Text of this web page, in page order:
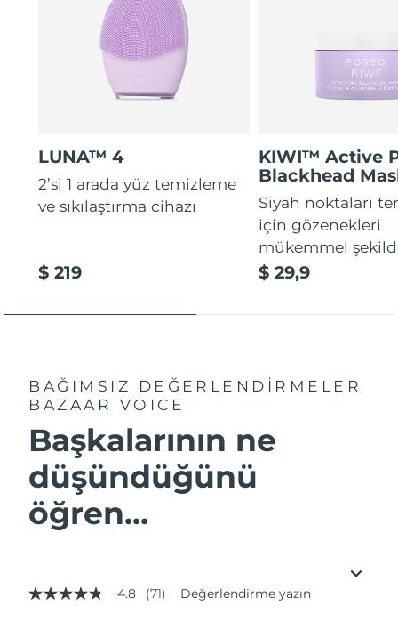
LUNA™ 4
2’si 1 arada yüz temizleme
ve sıkılaştırma cihazı
$ 219
KIWI™ Active
Blackhead
Siyah noktaları
için gözenekleri
mükemmel
$ 29,9
BAĞIMSIZ DEĞERLENDİRMELER
BAZAAR VOICE
Başkalarının ne
düşündüğünü
öğren...
5
4.8 (71) Değerlendirme yazın